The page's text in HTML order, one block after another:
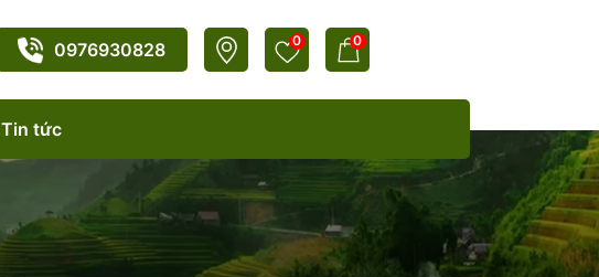
0976930828 0 0
Tin tức